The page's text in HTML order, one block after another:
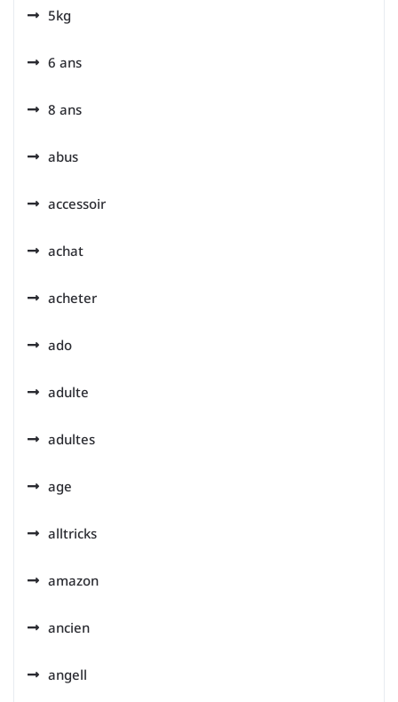
5kg
6 ans
8 ans
abus
accessoir
achat
acheter
ado
adulte
adultes
age
alltricks
amazon
ancien
angell